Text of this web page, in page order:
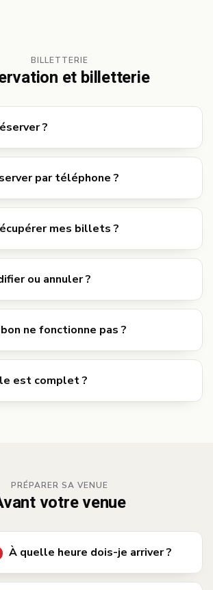
BILLETTERIE
et billetterie
?
par téléphone ?
mes billets ?
ou annuler ?
ne fonctionne pas ?
est complet ?
PRÉPARER SA VENUE
votre venue
À quelle heure dois-je arriver ?